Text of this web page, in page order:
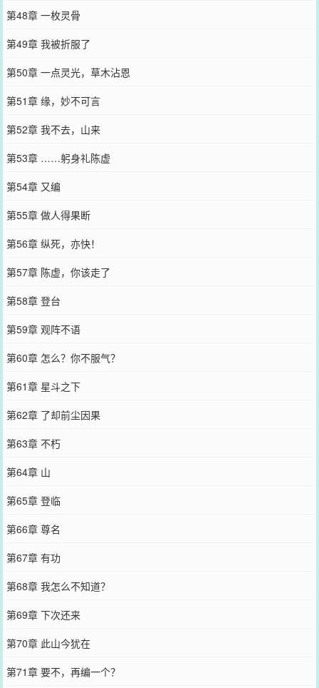
第48章 一枚灵骨
第49章 我被折服了
第50章 一点灵光，草木沾恩
第51章 缘，妙不可言
第52章 我不去，山来
第53章 ……躬身礼陈虚
第54章 又编
第55章 做人得果断
第56章 纵死，亦快！
第57章 陈虚，你该走了
第58章 登台
第59章 观阵不语
第60章 怎么？你不服气？
第61章 星斗之下
第62章 了却前尘因果
第63章 不朽
第64章 山
第65章 登临
第66章 尊名
第67章 有功
第68章 我怎么不知道？
第69章 下次还来
第70章 此山今犹在
第71章 要不，再编一个？